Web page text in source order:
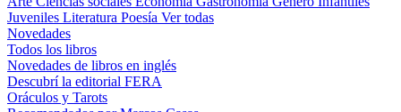
Juveniles Literatura Poesía Ver todas
Novedades
Todos los libros
Novedades de libros en inglés
Descubrí la editorial FERA
Oráculos y Tarots